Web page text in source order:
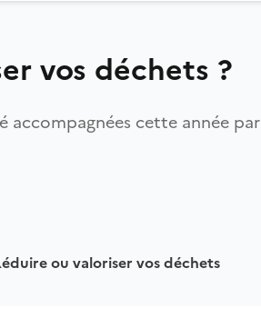
vos déchets ?
accompagnées cette année par
ou valoriser vos déchets